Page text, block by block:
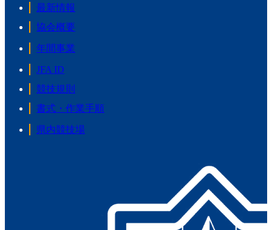
最新情報
協会概要
年間事業
JFA ID
競技規則
書式・作業手順
県内競技場